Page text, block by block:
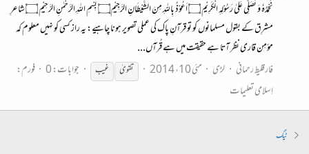
نَحْمَدُہٗ وَ نُصَلِّی عَلیٰ رَسُوْلِہِ الْکَرِیْمِ ۝ اَعُوْذُ بِاللہِ مِنَ الشَّیْطَانِ الرَّجِیْمِ۝ بِسْمِ اللہِ الرَّحْمٰنِ الرَّحِیْمِ ۝ شاعرِ
مشرِق کے بقول مسلمانوں کو تو قرآنِ پاک کی عملی تصویر ہونا چاہیے: یہ راز کسی کو نہیں معلوم کہ
مؤمِن قاری نظر آتا ہے حقیقت میں ہے قُرآں...
فارقلیط رحمانی لڑی مئی 10، 2014 تقویٰ غیب جوابات: 0
فورم:
اِسلامی تعلیمات
ٹیگ